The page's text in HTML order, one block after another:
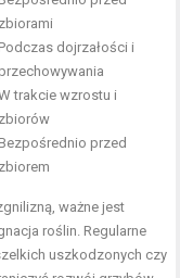
zbiorami
Podczas dojrzałości i
przechowywania
trakcie wzrostu i
zbiorów
Bezpośrednio przed
zbiorem
ważne jest
roślin. Regularne
uszkodzonych czy